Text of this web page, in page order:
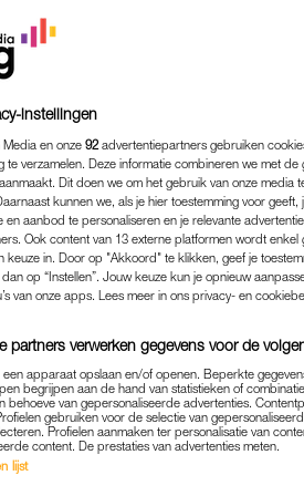
CLAUDE
MEDIA|MOET JE
04-05-2025 | WIEKE
inzending dit jaar
C’est La Vieten gehore
instellingen
en onze 92 advertentiepartners gebruiken
te verzamelen. Deze informatie combineren we met
Dit doen we om het gebruik van onze media
kunnen we, als je hier toestemming voor geeft,
en aanbod te personaliseren en je relevante
Ook content van 13 externe platformen wordt enkel
keuze in. Door op "Akkoord" te klikken, geef je
op “Instellen”. Jouw keuze kun je opnieuw
van onze apps. Lees meer in ons privacy- en
partners verwerken gegevens voor de
apparaat opslaan en/of openen. Beperkte
begrijpen aan de hand van statistieken of
behoeve van gepersonaliseerde advertenties.
gebruiken voor de selectie van
Profielen aanmaken ter personalisatie van
content. De prestaties van advertenties meten.
lijst